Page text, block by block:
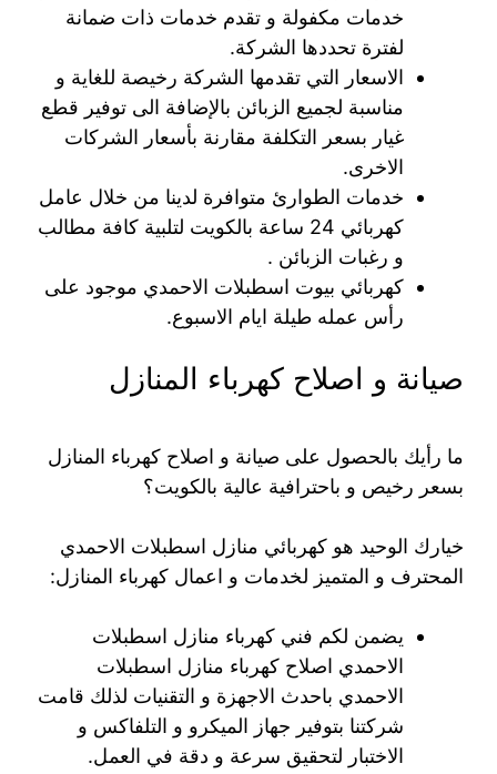
خدمات مكفولة و تقدم خدمات ذات ضمانة
لفترة تحددها الشركة.
الاسعار التي تقدمها الشركة رخيصة للغاية و
مناسبة لجميع الزبائن بالإضافة الى توفير قطع
غيار بسعر التكلفة مقارنة بأسعار الشركات
الاخرى.
خدمات الطوارئ متوافرة لدينا من خلال عامل
كهربائي 24 ساعة بالكويت لتلبية كافة مطالب
و رغبات الزبائن .
كهربائي بيوت اسطبلات الاحمدي موجود على
رأس عمله طيلة ايام الاسبوع.
صيانة و اصلاح كهرباء المنازل
ما رأيك بالحصول على صيانة و اصلاح كهرباء المنازل
بسعر رخيص و باحترافية عالية بالكويت؟
خيارك الوحيد هو كهربائي منازل اسطبلات الاحمدي
المحترف و المتميز لخدمات و اعمال كهرباء المنازل:
يضمن لكم فني كهرباء منازل اسطبلات
الاحمدي اصلاح كهرباء منازل اسطبلات
الاحمدي باحدث الاجهزة و التقنيات لذلك قامت
شركتنا بتوفير جهاز الميكرو و التلفاكس و
الاختبار لتحقيق سرعة و دقة في العمل.